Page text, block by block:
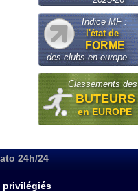
Indice MF :
l'état de
FORME
des clubs en europe
Classements des
BUTEURS
en EUROPE
24h/24
privilégiés